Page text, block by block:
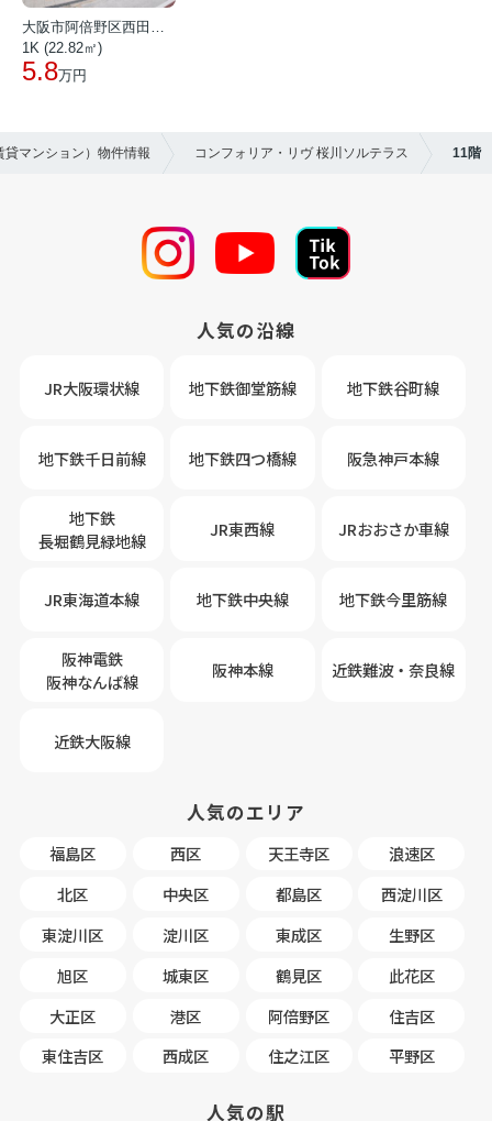
大阪市阿倍野区西田辺町１丁目
1K (22.82㎡)
5.8万円
マンション）物件情報 コンフォリア・リヴ 桜川ソルテラス 11階
人気の沿線
JR大阪環状線 地下鉄御堂筋線 地下鉄谷町線
地下鉄千日前線 地下鉄四つ橋線 阪急神戸本線
地下鉄
長堀鶴見緑地線
JR東西線 JRおおさか車線
JR東海道本線 地下鉄中央線 地下鉄今里筋線
阪神電鉄
阪神なんば線
阪神本線 近鉄難波・奈良線
近鉄大阪線
人気のエリア
福島区 西区 天王寺区
浪速区
北区
中央区 都島区
西淀川区
東淀川区
淀川区 東成区
生野区
旭区
城東区 鶴見区
此花区
大正区
港区 阿倍野区
住吉区
東住吉区
西成区 住之江区 平野区
人気の駅